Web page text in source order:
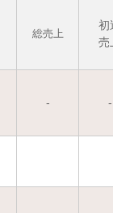
総売上
初
売
- -